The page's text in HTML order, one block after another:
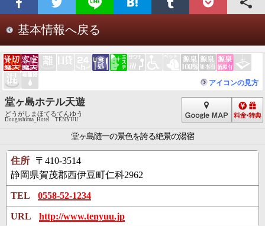
基本情報へ戻る
アイコンの見方
堂ヶ島ホテル天遊
どうがしまほてるてんゆう
Dougashima_Hotel TENYUU
堂ヶ島随一の景色を誇る絶景の湯宿
住所
〒410-3514
静岡県賀茂郡西伊豆町仁科2962
TEL 0558-52-1234
URL http://www.tenyuu.jp